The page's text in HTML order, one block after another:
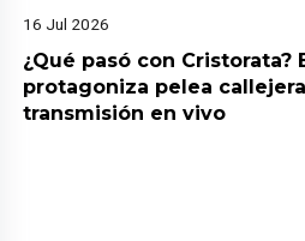
16 Jul 2026
¿Qué pasó con Cristorata?
protagoniza pelea
transmisión en vivo